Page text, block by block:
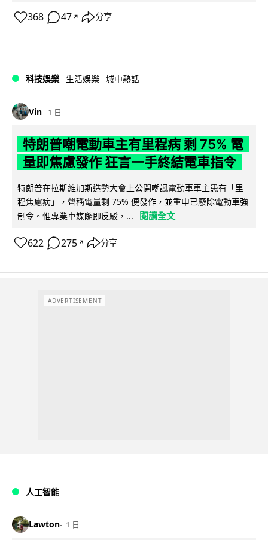
368 47 ↗ 分享
科技娛樂 生活娛樂 城中熱話
Vin 1 日
特朗普嘲電動車主有里程病 剩 75% 電
量即焦慮發作 狂言一手終結電車指令
特朗普在拉斯維加斯造勢大會上公開嘲諷電動車車主患有「里
程焦慮病」，聲稱電量剩 75% 便發作，並重申已廢除電動車強
制令。惟專業車媒隨即反駁，...
閱讀全文
622 275 ↗ 分享
ADVERTISEMENT
人工智能
Lawton 1 日